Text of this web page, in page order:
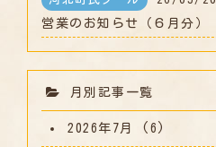
営業のお知らせ（６月分）
月別記事一覧
2026年7月 (6)